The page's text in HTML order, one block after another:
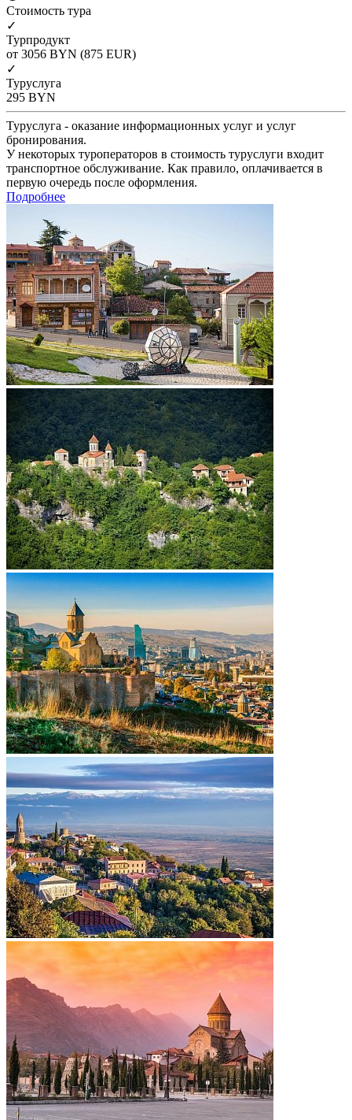
Cтоимость тура
✓
Турпродукт
от 3056 BYN (875 EUR)
✓
Туруслуга
295 BYN
Туруслуга - оказание информационных услуг и услуг
бронирования.
У некоторых туроператоров в стоимость туруслуги входит
транспортное обслуживание. Как правило, оплачивается в
первую очередь после оформления.
Подробнее